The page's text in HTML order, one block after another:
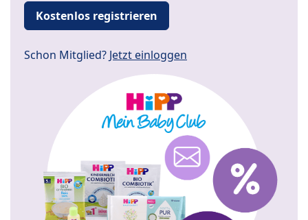
Kostenlos registrieren
Schon Mitglied? Jetzt einloggen